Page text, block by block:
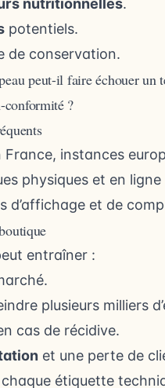
nutritionnelles.
potentiels.
de conservation.
conformité ?
France, instances
physiques et en ligne
d’affichage et de
entraîner :
plusieurs milliers
cas de récidive.
et une perte de
étiquette